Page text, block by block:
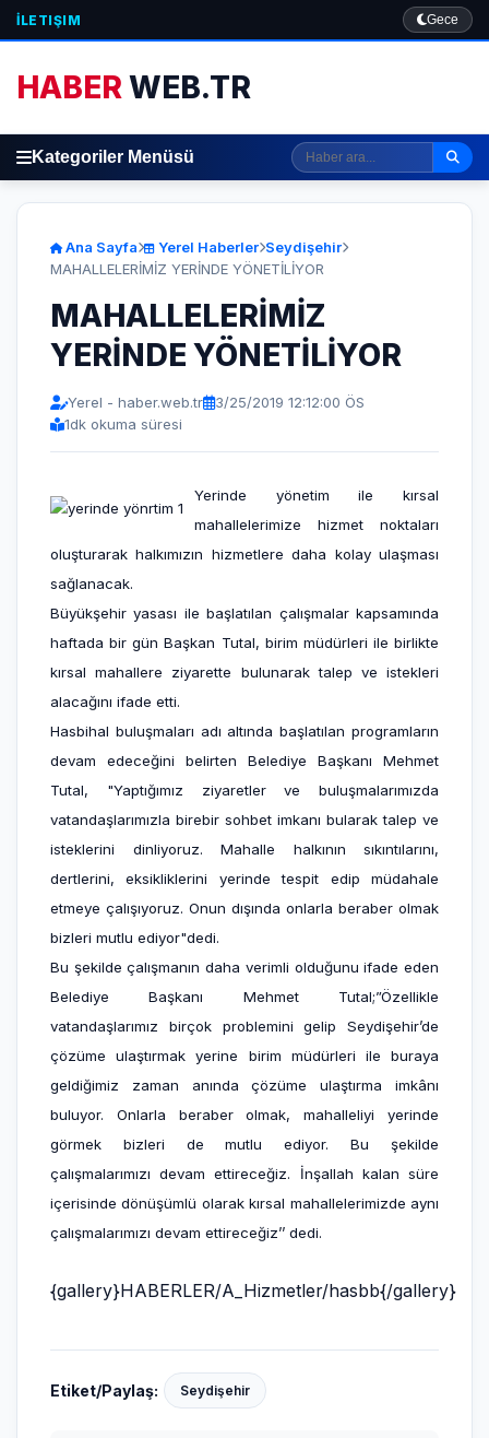
İLETIŞIM Gece
HABERWEB.TR
Kategoriler Menüsü
Ana Sayfa Yerel Haberler Seydişehir
MAHALLELERİMİZ YERİNDE YÖNETİLİYOR
MAHALLELERİMİZ
YERİNDE YÖNETİLİYOR
Yerel - haber.web.tr
3/25/2019 12:12:00 ÖS
1dk okuma süresi
Yerinde yönetim ile kırsal
mahallelerimize hizmet noktaları
oluşturarak halkımızın hizmetlere daha kolay ulaşması
sağlanacak.
Büyükşehir yasası ile başlatılan çalışmalar kapsamında
haftada bir gün Başkan Tutal, birim müdürleri ile birlikte
kırsal mahallere ziyarette bulunarak talep ve istekleri
alacağını ifade etti.
Hasbihal buluşmaları adı altında başlatılan programların
devam edeceğini belirten Belediye Başkanı Mehmet
Tutal, "Yaptığımız ziyaretler ve buluşmalarımızda
vatandaşlarımızla birebir sohbet imkanı bularak talep ve
isteklerini dinliyoruz. Mahalle halkının sıkıntılarını,
dertlerini, eksikliklerini yerinde tespit edip müdahale
etmeye çalışıyoruz. Onun dışında onlarla beraber olmak
bizleri mutlu ediyor"dedi.
Bu şekilde çalışmanın daha verimli olduğunu ifade eden
Belediye Başkanı Mehmet Tutal;”Özellikle
vatandaşlarımız birçok problemini gelip Seydişehir’de
çözüme ulaştırmak yerine birim müdürleri ile buraya
geldiğimiz zaman anında çözüme ulaştırma imkânı
buluyor. Onlarla beraber olmak, mahalleliyi yerinde
görmek bizleri de mutlu ediyor. Bu şekilde
çalışmalarımızı devam ettireceğiz. İnşallah kalan süre
içerisinde dönüşümlü olarak kırsal mahallelerimizde aynı
çalışmalarımızı devam ettireceğiz’’ dedi.
{gallery}HABERLER/A_Hizmetler/hasbb{/gallery}
Etiket/Paylaş: Seydişehir